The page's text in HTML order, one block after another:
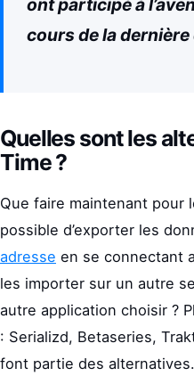
cours de la dernière
Quelles sont les
Time ?
Que faire maintenant pour
possible d’exporter les
adresse en se connectant
les importer sur un autre
autre application choisir ?
: Serializd, Betaseries,
font partie des alternatives.